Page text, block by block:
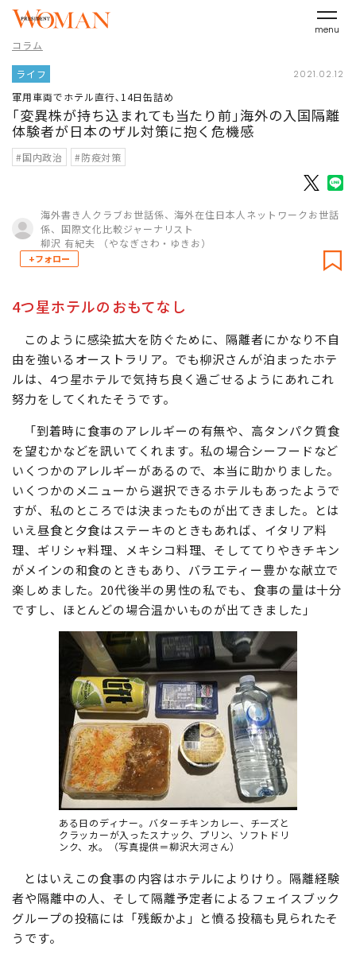
menu
コラム
ライフ 2021.02.12
軍用車両でホテル直行､14日缶詰め
｢変異株が持ち込まれても当たり前｣海外の入国隔離
体験者が日本のザル対策に抱く危機感
#国内政治 #防疫対策
海外書き人クラブお世話係、海外在住日本人ネットワークお世話
係、国際文化比較ジャーナリスト
柳沢 有紀夫 （やなぎさわ・ゆきお）
+フォロー
4つ星ホテルのおもてなし
このように感染拡大を防ぐために、隔離者にかなり不自
由を強いるオーストラリア。でも柳沢さんが泊まったホテ
ルは、4つ星ホテルで気持ち良く過ごせるようにあれこれ
努力をしてくれたそうです。
「到着時に食事のアレルギーの有無や、高タンパク質食
を望むかなどを訊いてくれます。私の場合シーフードなど
いくつかのアレルギーがあるので、本当に助かりました。
いくつかのメニューから選択できるホテルもあったようで
すが、私のところでは決まったものが出てきました。とは
いえ昼食と夕食はステーキのときもあれば、イタリア料
理、ギリシャ料理、メキシコ料理、そしててりやきチキン
がメインの和食のときもあり、バラエティー豊かな献立で
楽しめました。20代後半の男性の私でも、食事の量は十分
ですし、ほとんどの場合温かいものが出てきました」
ある日のディナー。バターチキンカレー、チーズと
クラッカーが入ったスナック、プリン、ソフトドリ
ンク、水。（写真提供＝柳沢大河さん）
とはいえこの食事の内容はホテルによりけり。隔離経験
者や隔離中の人、そして隔離予定者によるフェイスブック
グループの投稿には「残飯かよ」と憤る投稿も見られたそ
うです。